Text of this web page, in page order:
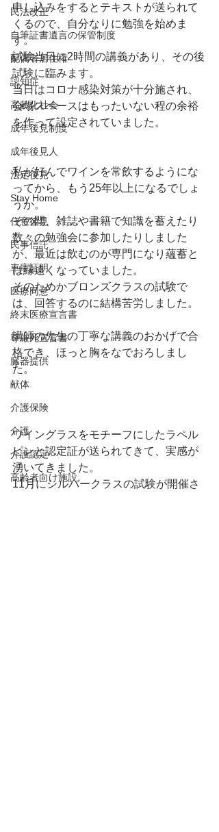
民法改正
自筆証書遺言の保管制度
配偶者居住権
認知症
高齢化社会
成年後見制度
成年後見人
法定後見
Stay Home
任意後見
民事信託
車庫証明
医療同意
終末医療宣言書
尊厳死宣言書
臓器提供
献体
介護保険
介護
介護認定
高齢者向け施設
申し込みをするとテキストが送られて
くるので、自分なりに勉強を始めま
す。
試験当日に2時間の講義があり、その後
試験に臨みます。
当日はコロナ感染対策が十分施され、
会場スペースはもったいない程の余裕
を作って設定されていました。
私が好んでワインを常飲するようにな
ってから、もう25年以上になるでしょ
うか。
その間、雑誌や書籍で知識を蓄えたり
数々の勉強会に参加したりしました
が、最近は飲むのが専門になり蘊蓄と
は縁遠くなっていました。
そのためかブロンズクラスの試験で
は、回答するのに結構苦労しました。
講師の先生の丁寧な講義のおかげで合
格でき、ほっと胸をなでおろしまし
た。
ワイングラスをモチーフにしたラペル
ピンと認定証が送られてきて、実感が
湧いてきました。
11月にシルバークラスの試験が開催さ